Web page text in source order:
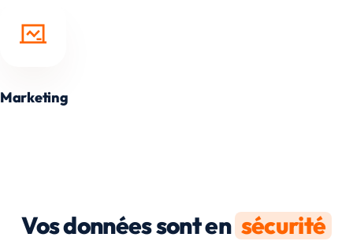
Marketing
Vos données sont en sécurité